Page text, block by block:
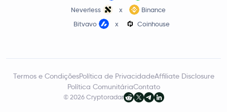
Neverless
x
Binance
Bitvavo
x Coinhouse
© 2026 Cryptoradar
Termos e CondiçõesPolítica de PrivacidadeAffiliate Disclosure
Política ComunitáriaContato